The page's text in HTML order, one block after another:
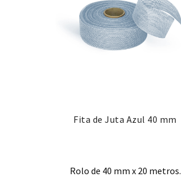
Fita de Juta Azul 40 mm
Rolo de 40 mm x 20 metros.